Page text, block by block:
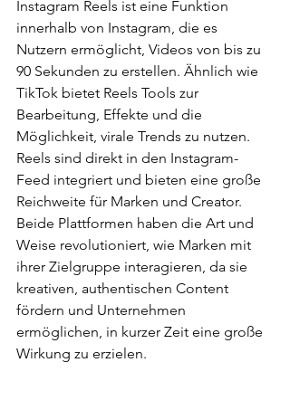
Instagram Reels ist eine Funktion
innerhalb von Instagram, die es
Nutzern ermöglicht, Videos von bis zu
90 Sekunden zu erstellen. Ähnlich wie
TikTok bietet Reels Tools zur
Bearbeitung, Effekte und die
Möglichkeit, virale Trends zu nutzen.
Reels sind direkt in den Instagram-
Feed integriert und bieten eine große
Reichweite für Marken und Creator.
Beide Plattformen haben die Art und
Weise revolutioniert, wie Marken mit
ihrer Zielgruppe interagieren, da sie
kreativen, authentischen Content
fördern und Unternehmen
ermöglichen, in kurzer Zeit eine große
Wirkung zu erzielen.